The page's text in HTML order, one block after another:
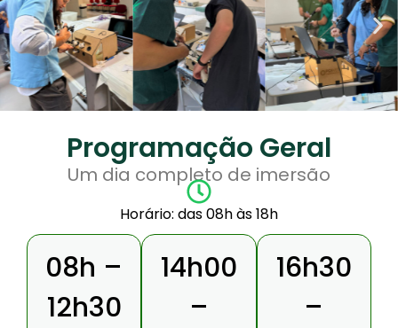
Programação Geral
Um dia completo de imersão
Horário: das 08h às 18h
08h –
12h30
14h00
–
16h30
–